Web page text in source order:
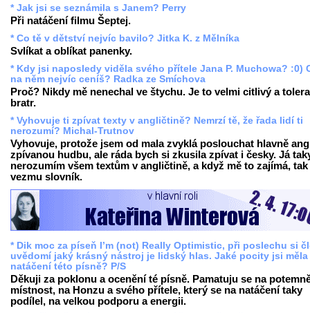
* Jak jsi se seznámila s Janem? Perry
Při natáčení filmu Šeptej.
* Co tě v dětství nejvíc bavilo? Jitka K. z Mělníka
Svlíkat a oblíkat panenky.
* Kdy jsi naposledy viděla svého přítele Jana P. Muchowa? :0)
na něm nejvíc ceníš? Radka ze Smíchova
Proč? Nikdy mě nenechal ve štychu. Je to velmi citlivý a
bratr.
* Vyhovuje ti zpívat texty v angličtině? Nemrzí tě, že řada lidí ti
nerozumí? Michal-Trutnov
Vyhovuje, protože jsem od mala zvyklá poslouchat hlavně
zpívanou hudbu, ale ráda bych si zkusila zpívat i česky. Já
nerozumím všem textům v angličtině, a když mě to zajímá, tak
vezmu slovník.
* Dik moc za píseň I’m (not) Really Optimistic, při poslechu si
uvědomí jaký krásný nástroj je lidský hlas. Jaké pocity jsi měla
natáčení této písně? P/S
Děkuji za poklonu a ocenění té písně. Pamatuju se na
místnost, na Honzu a svého přítele, který se na natáčení taky
podílel, na velkou podporu a energii.